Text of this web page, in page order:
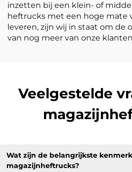
inzetten bij een klein- of
heftrucks met een hoge mate
leveren, zijn wij in staat om de
van nog meer van onze
Veelgestelde
Wat zijn de belangrijkste
magazijnheftrucks?